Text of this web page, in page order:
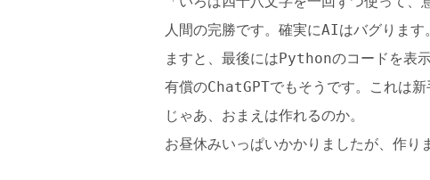
人間の完勝です。確実にAIはバグりま
ますと、最後にはPythonのコードを表
有償のChatGPTでもそうです。これは
じゃあ、おまえは作れるのか。
お昼休みいっぱいかかりましたが、作り